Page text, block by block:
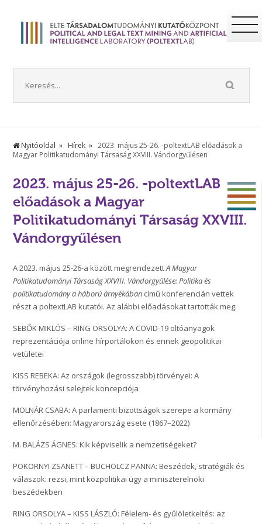
Nyitóoldal Hírek
2023. május 25-26. -poltextLAB előadások a
Magyar Politikatudományi Társaság XXVIII. Vándorgyűlésen
2023. május 25-26. -poltextLAB
előadások a Magyar
Politikatudományi Társaság XXVIII.
Vándorgyűlésen
A 2023. május 25-26-a között megrendezettA Magyar
Politikatudományi Társaság XXVIII. Vándorgyűlése:Politika és
politikatudomány a háború árnyékában című konferencián vettek
részt a poltextLAB kutatói. Az alábbi előadásokat tartották meg:
SEBŐK MIKLÓS – RING ORSOLYA: A COVID-19 oltóanyagok
reprezentációja online hírportálokon és ennek geopolitikai
vetületei
KISS REBEKA: Az országok (legrosszabb) törvényei: A
törvényhozási selejtek koncepciója
MOLNÁR CSABA: A parlamenti bizottságok szerepe a kormány
ellenőrzésében: Magyarország esete (1867–2022)
M. BALÁZS ÁGNES: Kik képviselik a nemzetiségeket?
POKORNYI ZSANETT – BUCHOLCZ PANNA: Beszédek, stratégiák és
válaszok: rezsi, mint közpolitikai ügy a miniszterelnöki
beszédekben
RING ORSOLYA – KISS LÁSZLÓ: Félelem- és gyűlöletkeltés: az